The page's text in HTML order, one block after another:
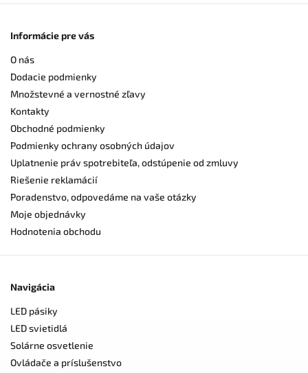
Informácie pre vás
O nás
Dodacie podmienky
Množstevné a vernostné zľavy
Kontakty
Obchodné podmienky
Podmienky ochrany osobných údajov
Uplatnenie práv spotrebiteľa, odstúpenie od zmluvy
Riešenie reklamácií
Poradenstvo, odpovedáme na vaše otázky
Moje objednávky
Hodnotenia obchodu
Navigácia
LED pásiky
LED svietidlá
Solárne osvetlenie
Ovládače a príslušenstvo